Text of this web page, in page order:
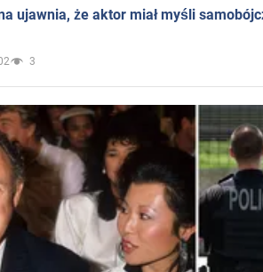
ujawnia, że aktor miał myśli
3